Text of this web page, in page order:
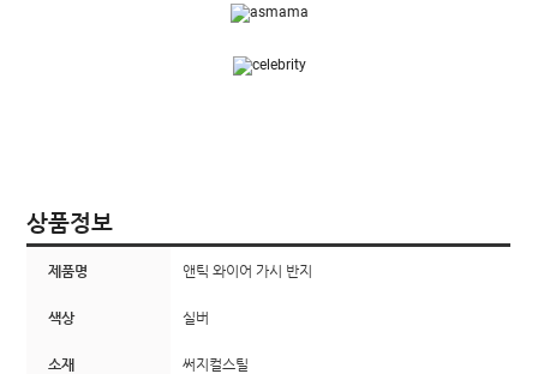
상품정보
제품명 앤틱 와이어 가시 반지
색상 실버
소재 써지컬스틸